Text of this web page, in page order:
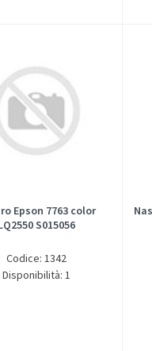
Epson 7763 color
S015056
Codice: 1342
Disponibilità: 1